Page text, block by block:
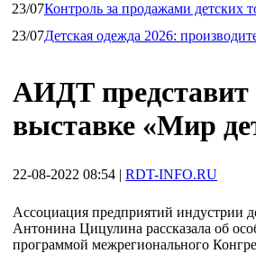
23/07Контроль за продажами детских
23/07Детская одежда 2026:
АИДТ представит
выставке «Мир
22-08-2022 08:54 | RDT-INFO.RU
Ассоциация предприятий индустрии
Антонина Цицулина рассказала об
программой межрегионального